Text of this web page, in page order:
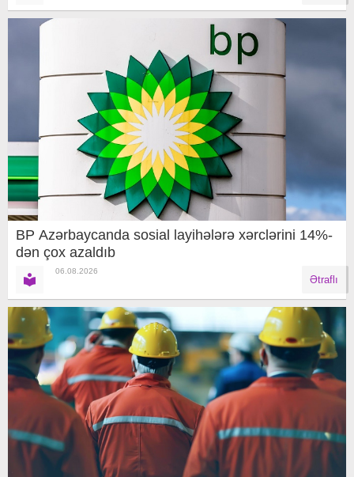
BP Azərbaycanda sosial layihələrə xərclərini 14%-
dən çox azaldıb
06.08.2026
Ətraflı